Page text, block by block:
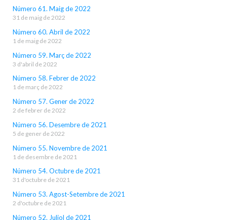
Número 61. Maig de 2022
31 de maig de 2022
Número 60. Abril de 2022
1 de maig de 2022
Número 59. Març de 2022
3 d'abril de 2022
Número 58. Febrer de 2022
1 de març de 2022
Número 57. Gener de 2022
2 de febrer de 2022
Número 56. Desembre de 2021
5 de gener de 2022
Número 55. Novembre de 2021
1 de desembre de 2021
Número 54. Octubre de 2021
31 d'octubre de 2021
Número 53. Agost-Setembre de 2021
2 d'octubre de 2021
Número 52. Juliol de 2021